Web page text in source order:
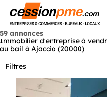
59 annonces
Immobilier d'entreprise à
au bail à Ajaccio (20000)
Filtres